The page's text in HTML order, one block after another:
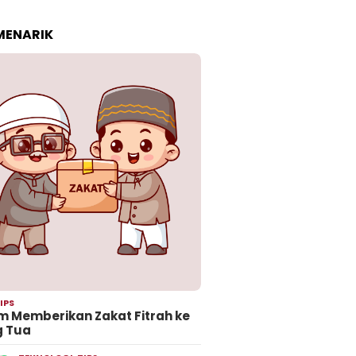
Memberikan Zakat Fitrah ke
Tua